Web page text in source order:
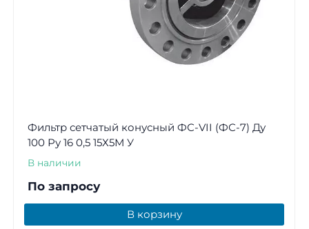
Фильтр сетчатый конусный ФС-VII (ФС-7) Ду
100 Ру 16 0,5 15Х5М У
В наличии
По запросу
В корзину